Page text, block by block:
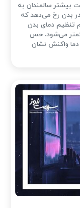
بیشتر سالمندان به
بدن رخ می‌دهد که
تنظیم دمای بدن
کمتر می‌شود، حس
واکنش نشان